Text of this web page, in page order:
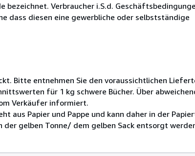
Verbraucher i.S.d.
dass diesen eine gewerbliche oder selbstständige
Bitte entnehmen Sie den voraussichtlichen
für 1 kg schwere Bücher. Über
Verkäufer informiert.
aus Papier und Pappe und kann daher in der
gelben Tonne/ dem gelben Sack entsorgt